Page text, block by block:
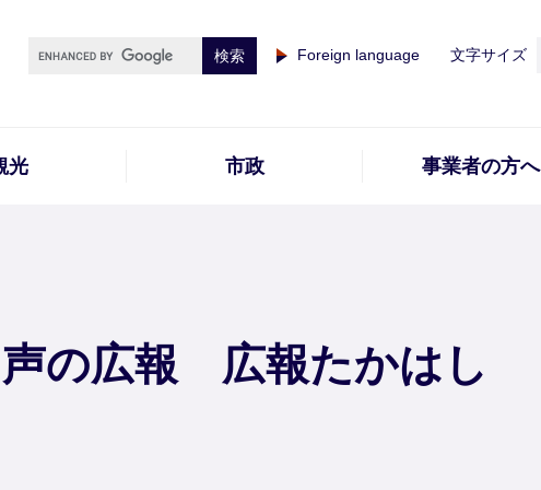
Foreign language 文字サイズ
光 市政 事業者の方へ
声の広報 広報たかはし